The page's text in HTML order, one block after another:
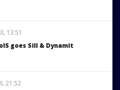
13:51
goes Sill & Dynamit
21:52